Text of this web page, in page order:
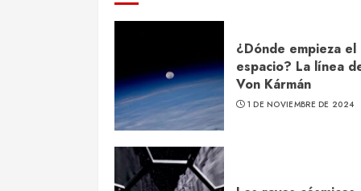
¿Dónde empieza el
espacio? La línea
Von Kármán
1 DE NOVIEMBRE DE 2024